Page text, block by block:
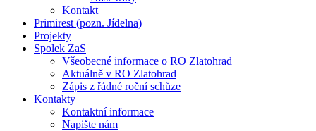
Kontakt
Primirest (pozn. Jídelna)
Projekty
Spolek ZaS
Všeobecné informace o RO Zlatohrad
Aktuálně v RO Zlatohrad
Zápis z řádné roční schůze
Kontakty
Kontaktní informace
Napište nám